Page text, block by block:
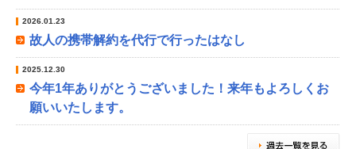
2026.01.23
故人の携帯解約を代行で行ったはなし
2025.12.30
今年1年ありがとうございました！来年もよろしくお
願いいたします。